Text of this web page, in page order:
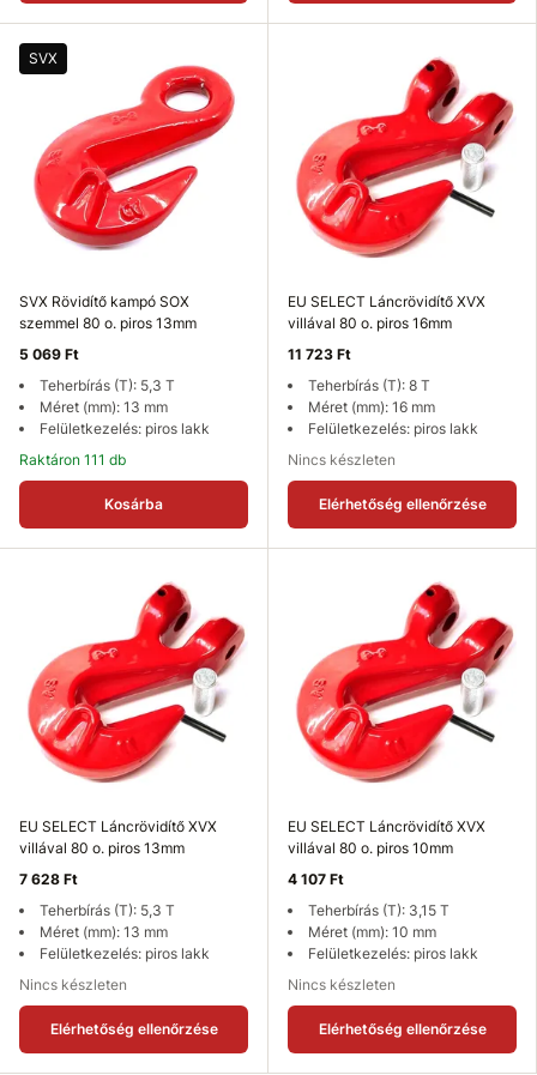
SVX
SVX Rövidítő kampó SOX
szemmel 80 o. piros 13mm
5 069 Ft
Teherbírás (T): 5,3 T
Méret (mm): 13 mm
Felületkezelés: piros lakk
Raktáron 111 db
Kosárba
EU SELECT Láncrövidítő XVX
villával 80 o. piros 16mm
11 723 Ft
Teherbírás (T): 8 T
Méret (mm): 16 mm
Felületkezelés: piros lakk
Nincs készleten
Elérhetőség ellenőrzése
EU SELECT Láncrövidítő XVX
villával 80 o. piros 13mm
7 628 Ft
Teherbírás (T): 5,3 T
Méret (mm): 13 mm
Felületkezelés: piros lakk
Nincs készleten
Elérhetőség ellenőrzése
EU SELECT Láncrövidítő XVX
villával 80 o. piros 10mm
4 107 Ft
Teherbírás (T): 3,15 T
Méret (mm): 10 mm
Felületkezelés: piros lakk
Nincs készleten
Elérhetőség ellenőrzése